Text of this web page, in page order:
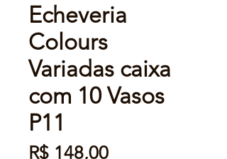
Echeveria
Colours
Variadas caixa
com 10 Vasos
P11
R$ 148,00Preço